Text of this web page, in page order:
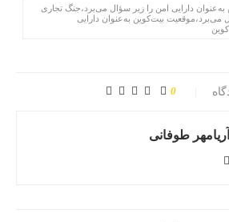
دارایی امن را زیر سؤال می‌برد،جنگ تجاری
می‌برد،موقعیت بیت‌کوین به‌عنوان دارایی
0
آریامهر طوفانی